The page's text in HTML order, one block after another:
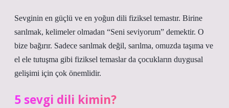
Sevginin en güçlü ve en yoğun dili fiziksel temastır. Birine
sarılmak, kelimeler olmadan “Seni seviyorum” demektir. O
bize bağırır. Sadece sarılmak değil, sarılma, omuzda taşıma ve
el ele tutuşma gibi fiziksel temaslar da çocukların duygusal
gelişimi için çok önemlidir.
5 sevgi dili kimin?